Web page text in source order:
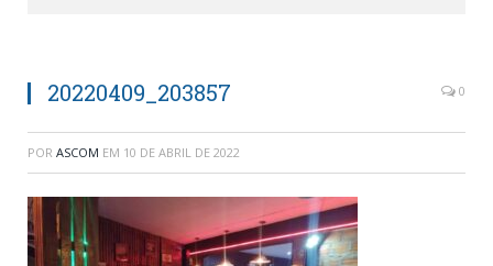
20220409_203857 0
POR ASCOM EM 10 DE ABRIL DE 2022